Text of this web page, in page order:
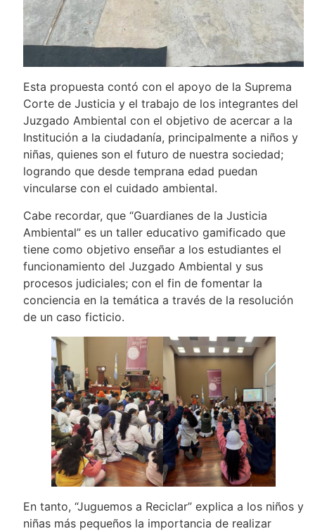
Esta propuesta contó con el apoyo de la Suprema
Corte de Justicia y el trabajo de los integrantes del
Juzgado Ambiental con el objetivo de acercar a la
Institución a la ciudadanía, principalmente a niños y
niñas, quienes son el futuro de nuestra sociedad;
logrando que desde temprana edad puedan
vincularse con el cuidado ambiental.
Cabe recordar, que “Guardianes de la Justicia
Ambiental” es un taller educativo gamificado que
tiene como objetivo enseñar a los estudiantes el
funcionamiento del Juzgado Ambiental y sus
procesos judiciales; con el fin de fomentar la
conciencia en la temática a través de la resolución
de un caso ficticio.
En tanto, “Juguemos a Reciclar” explica a los niños y
niñas más pequeños la importancia de realizar